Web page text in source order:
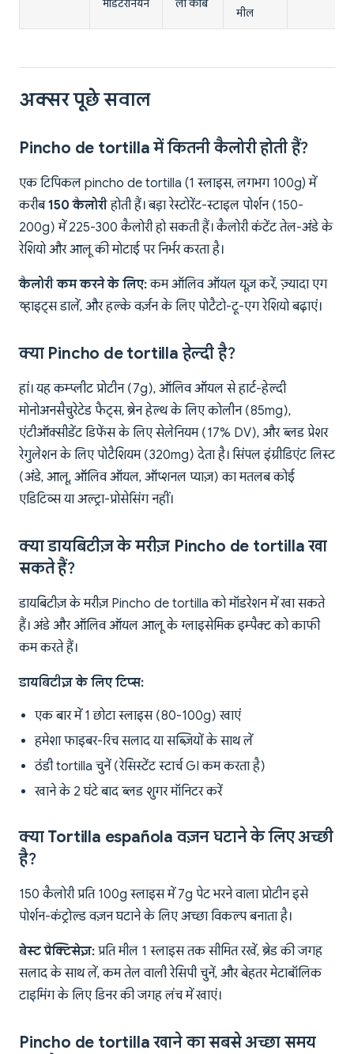
मेडिटेरेनियन लो कार्ब
मील
अक्सर पूछे सवाल
Pincho de tortilla में कितनी कैलोरी होती हैं?
एक टिपिकल pincho de tortilla (1 स्लाइस, लगभग 100g) में
करीब150 कैलोरीहोती हैं। बड़ा रेस्टोरेंट-स्टाइल पोर्शन (150-
200g) में 225-300 कैलोरी हो सकती हैं। कैलोरी कंटेंट तेल-अंडे के
रेशियो और आलू की मोटाई पर निर्भर करता है।
कैलोरी कम करने के लिए:कम ऑलिव ऑयल यूज़ करें, ज़्यादा एग
व्हाइट्स डालें, और हल्के वर्ज़न के लिए पोटैटो-टू-एग रेशियो बढ़ाएं।
क्या Pincho de tortilla हेल्दी है?
हां। यह कम्प्लीट प्रोटीन (7g), ऑलिव ऑयल से हार्ट-हेल्दी
मोनोअनसैचुरेटेड फैट्स, ब्रेन हेल्थ के लिए कोलीन (85mg),
एंटीऑक्सीडेंट डिफेंस के लिए सेलेनियम (17% DV), और ब्लड प्रेशर
रेगुलेशन के लिए पोटैशियम (320mg) देता है। सिंपल इंग्रीडिएंट लिस्ट
(अंडे, आलू, ऑलिव ऑयल, ऑप्शनल प्याज़) का मतलब कोई
एडिटिव्स या अल्ट्रा-प्रोसेसिंग नहीं।
क्या डायबिटीज़ के मरीज़ Pincho de tortilla खा
सकते हैं?
डायबिटीज़ के मरीज़ Pincho de tortilla को मॉडरेशन में खा सकते
हैं। अंडे और ऑलिव ऑयल आलू के ग्लाइसेमिक इम्पैक्ट को काफी
कम करते हैं।
डायबिटीज़ के लिए टिप्स:
एक बार में 1 छोटा स्लाइस (80-100g) खाएं
हमेशा फाइबर-रिच सलाद या सब्ज़ियों के साथ लें
ठंडी tortilla चुनें (रेसिस्टेंट स्टार्च GI कम करता है)
खाने के 2 घंटे बाद ब्लड शुगर मॉनिटर करें
क्या Tortilla española वज़न घटाने के लिए अच्छी
है?
150 कैलोरी प्रति 100g स्लाइस में 7g पेट भरने वाला प्रोटीन इसे
पोर्शन-कंट्रोल्ड वज़न घटाने के लिए अच्छा विकल्प बनाता है।
बेस्ट प्रैक्टिसेज़: प्रति मील 1 स्लाइस तक सीमित रखें, ब्रेड की जगह
सलाद के साथ लें, कम तेल वाली रेसिपी चुनें, और बेहतर मेटाबॉलिक
टाइमिंग के लिए डिनर की जगह लंच में खाएं।
Pincho de tortilla खाने का सबसे अच्छा समय